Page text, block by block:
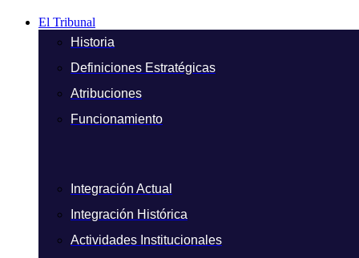
El Tribunal
Historia
Definiciones Estratégicas
Atribuciones
Funcionamiento
Integración Actual
Integración Histórica
Actividades Institucionales